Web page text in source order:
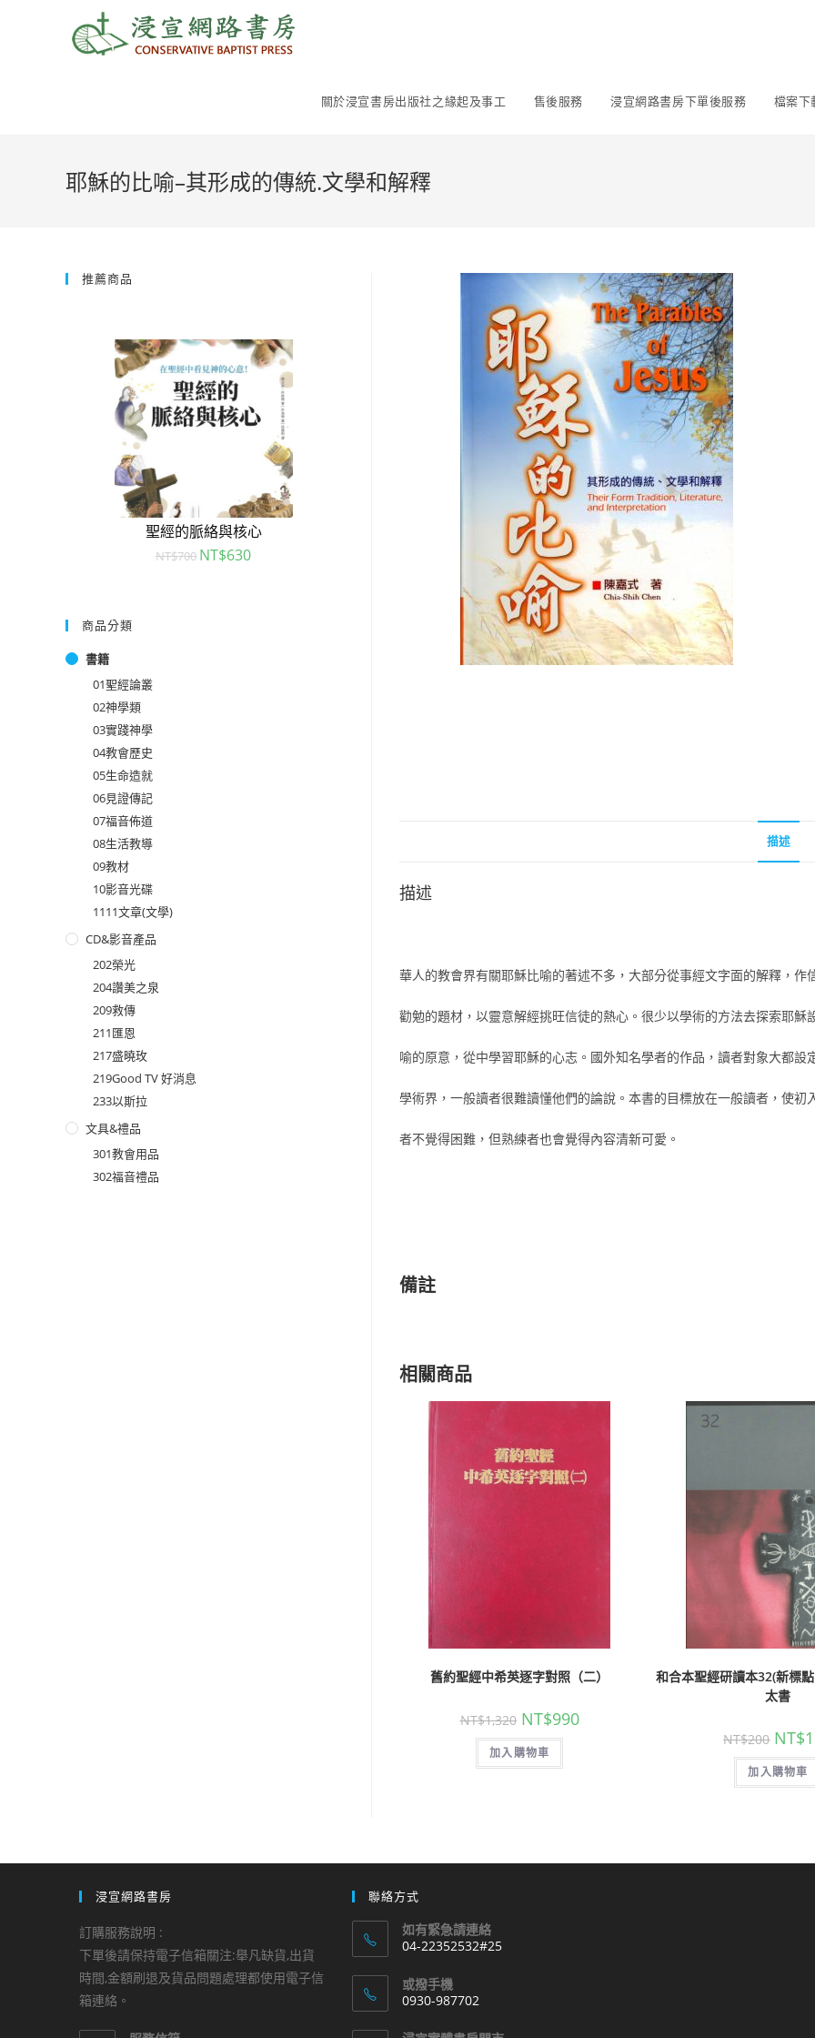
關於浸宣書房出版社之緣起及事工 售後服務 浸宣網路書房下單後服務 檔案下
耶穌的比喻–其形成的傳統.文學和解釋
描述
描述
華人的教會界有關耶穌比喻的著述不多，大部分從事經文字面的解釋，作
勸勉的題材，以靈意解經挑旺信徒的熱心。很少以學術的方法去探索耶穌
喻的原意，從中學習耶穌的心志。國外知名學者的作品，讀者對象大都設
學術界，一般讀者很難讀懂他們的論說。本書的目標放在一般讀者，使初
者不覺得困難，但熟練者也會覺得內容清新可愛。
備註
相關商品
舊約聖經中希英逐字對照（二）
NT$1,320 NT$990
加入購物車
和合本聖經研讀本32(新標
太書
NT$200 NT$
加入購物車
推薦商品
聖經的脈絡與核心
NT$700 NT$630
聖經的脈絡與核心
NT$630
商品分類
書籍
01聖經論叢
02神學類
03實踐神學
04教會歷史
05生命造就
06見證傳記
07福音佈道
08生活教導
09教材
10影音光碟
1111文章(文學)
CD&影音產品
202榮光
204讚美之泉
209救傳
211匯恩
217盛曉玫
219Good TV 好消息
233以斯拉
文具&禮品
301教會用品
302福音禮品
浸宣網路書房
訂購服務說明 :
下單後請保持電子信箱關注:舉凡缺貨,出貨
時間,金額刷退及貨品問題處理都使用電子信
箱連絡。
聯絡方式
如有緊急請連絡
04-22352532#25
in
your
application
或撥手機
0930-987702